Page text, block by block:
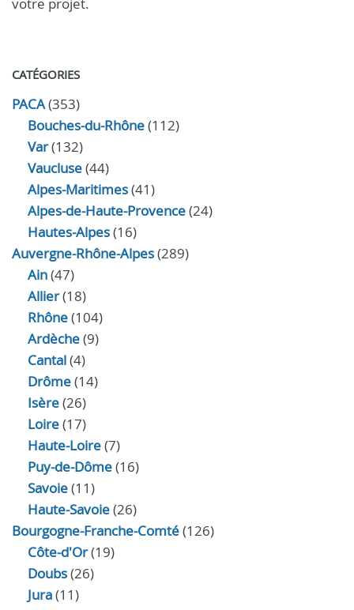
CATÉGORIES
PACA(353)
Bouches-du-Rhône(112)
Var(132)
Vaucluse(44)
Alpes-Maritimes(41)
Alpes-de-Haute-Provence(24)
Hautes-Alpes(16)
Auvergne-Rhône-Alpes(289)
Ain(47)
Allier(18)
Rhône(104)
Ardèche(9)
Cantal(4)
Drôme(14)
Isère(26)
Loire(17)
Haute-Loire(7)
Puy-de-Dôme(16)
Savoie(11)
Haute-Savoie(26)
Bourgogne-Franche-Comté(126)
Côte-d'Or(19)
Doubs(26)
Jura(11)